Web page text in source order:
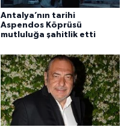
Antalya’nın tarihi
Aspendos Köprüsü
mutluluğa şahitlik etti